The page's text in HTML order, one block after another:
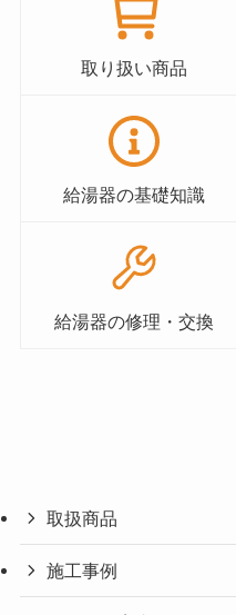
取り扱い商品
給湯器の基礎知識
給湯器の修理・交換
取扱商品
施工事例